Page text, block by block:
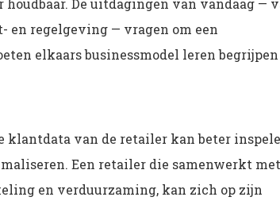
De uitdagingen van vandaag —
en regelgeving — vragen om een
elkaars businessmodel leren begrijpen
van de retailer kan beter
Een retailer die samenwerkt met
en verduurzaming, kan zich op zijn